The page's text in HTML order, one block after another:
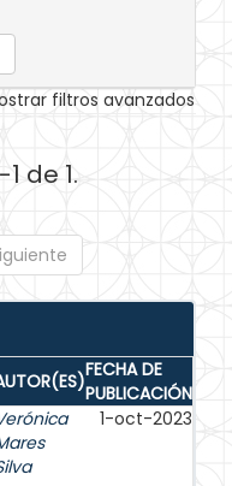
filtros avanzados
de 1.
FECHA DE
PUBLICACIÓN
1-oct-2023